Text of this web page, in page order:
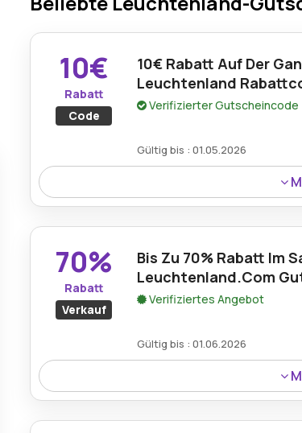
10€
Rabatt
Code
10€ Rabatt Auf Der
Leuchtenland
Verifizierter Gutscheincode
Gültig bis : 01.05.2026
10€ Rabatt auf das gesamte Sortiment ist
wodurch Designerbeleuchtung und
70%
Rabatt
Verkauf
Bis Zu 70% Rabatt Im
Leuchtenland.Com
Verifiziertes Angebot
Gültig bis : 01.06.2026
Bis zu 70% Rabatt können während
gefunden werden, was erhebliche